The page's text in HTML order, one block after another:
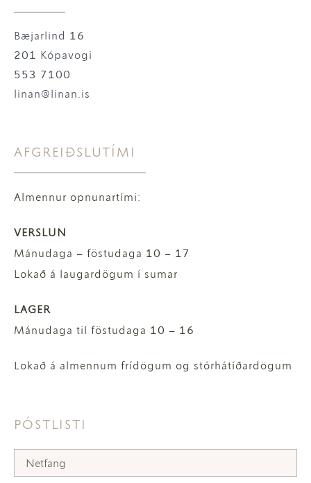
Bæjarlind 16
201 Kópavogi
553 7100
linan@linan.is
AFGREIÐSLUTÍMI
Almennur opnunartími:
VERSLUN
Mánudaga – föstudaga 10 – 17
Lokað á laugardögum í sumar
LAGER
Mánudaga til föstudaga 10 – 16
Lokað á almennum frídögum og stórhátíðardögum
PÓSTLISTI